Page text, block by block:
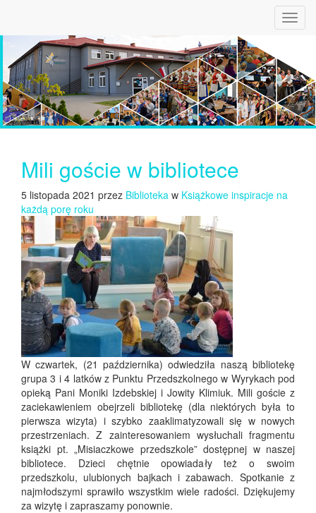
Mili goście w bibliotece
5 listopada 2021 przez Biblioteka w Książkowe inspiracje na
każdą porę roku
W czwartek, (21 października) odwiedziła naszą bibliotekę
grupa 3 i 4 latków z Punktu Przedszkolnego w Wyrykach pod
opieką Pani Moniki Izdebskiej i Jowity Klimiuk. Mili goście z
zaciekawieniem obejrzeli bibliotekę (dla niektórych była to
pierwsza wizyta) i szybko zaaklimatyzowali się w nowych
przestrzeniach. Z zainteresowaniem wysłuchali fragmentu
książki pt. „Misiaczkowe przedszkole” dostępnej w naszej
bibliotece. Dzieci chętnie opowiadały też o swoim
przedszkolu, ulubionych bajkach i zabawach. Spotkanie z
najmłodszymi sprawiło wszystkim wiele radości. Dziękujemy
za wizytę i zapraszamy ponownie.